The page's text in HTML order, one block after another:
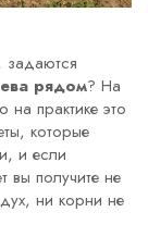
рядом? На
практике это
которые
и если
вы получите не
ни корни не